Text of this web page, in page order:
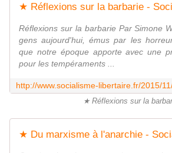
★ Réflexions sur la barbarie -
Réflexions sur la barbarie Par Simone
gens aujourd'hui, émus par les
que notre époque apporte avec une
pour les tempéraments ...
★ Réflexions sur la
★ Du marxisme à l'anarchie -